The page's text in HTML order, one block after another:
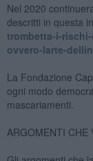
Nel 2020
descritti in questa
trombetta-i-
ovvero-larte-
La Fondazione
ogni modo
mascariamenti.
ARGOMENTI CHE